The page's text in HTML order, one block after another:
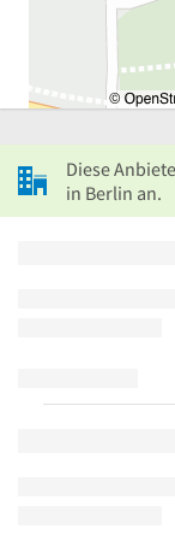
Diese
in Berlin an.